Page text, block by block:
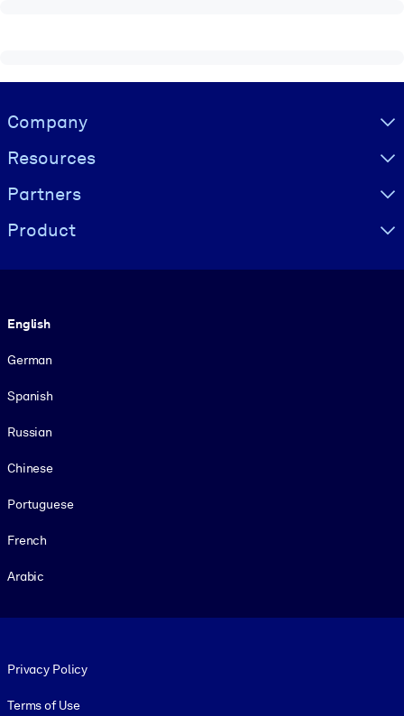
Visually hidden Text
Company
Resources
Partners
Product
English
German
Spanish
Russian
Chinese
Portuguese
French
Arabic
Privacy Policy
Terms of Use